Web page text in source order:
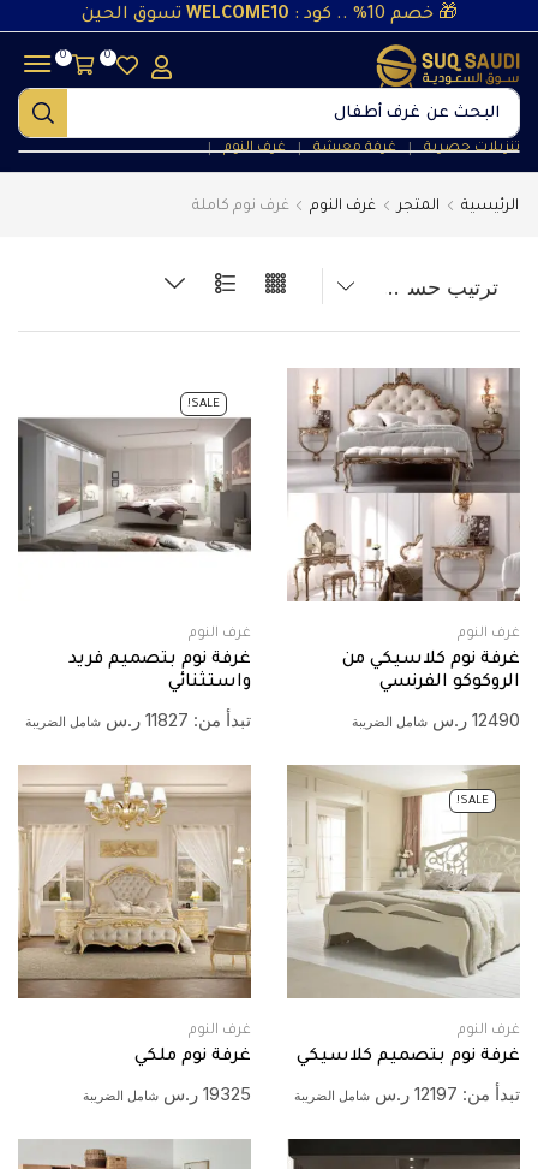
🎁 خصم 10% .. كود : WELCOME10 تسوق الحين
البحث عن غرف أطفال
تنزيلات حصرية ❘ غرفة معيشة ❘ غرف النوم ❘
0
0
الرئيسية المتجر غرف النوم غرف نوم كاملة
غرف النوم
غرفة نوم كلاسيكي من
الروكوكو الفرنسي
12490 ر.س شامل الضريبة
SALE!
غرف النوم
غرفة نوم بتصميم فريد
واستثنائي
تبدأ من: 11827 ر.س شامل الضريبة
SALE!
غرف النوم
غرفة نوم بتصميم كلاسيكي
تبدأ من: 12197 ر.س شامل الضريبة
غرف النوم
غرفة نوم ملكي
19325 ر.س شامل الضريبة